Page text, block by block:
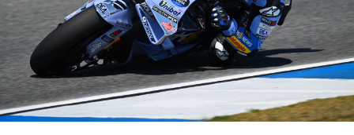
Hülkenberg, fermato da un problema tecnico prima
ancora del via, e perFernando Alonso, costretto al ritiro
a metà gara per un guasto che ha interrotto il weekend
dell’Aston Martin.
Con questo successo, Verstappen consolida
ulteriormente la sua leadership iridata, lasciando poche